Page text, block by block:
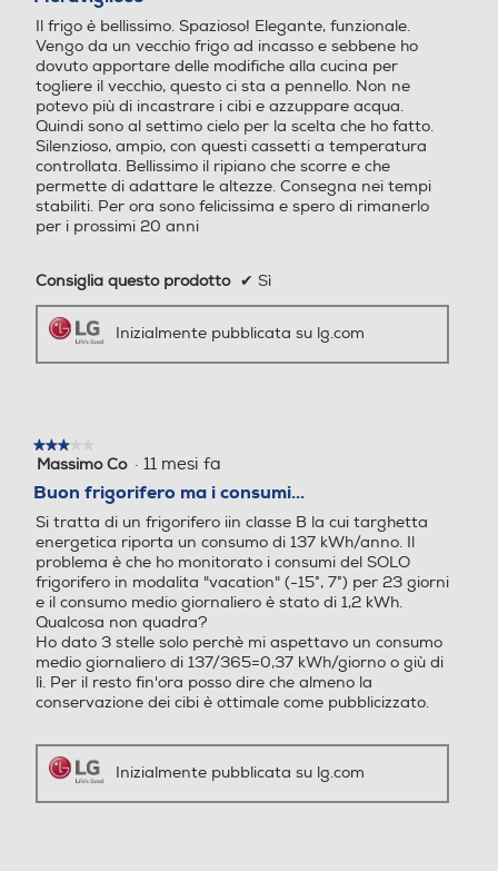
Wi-Fi Wi-Fi
Categoria
Frigorifero a uno o più sco
mparti per conservazione a
Categoria
Frigorifero a uno o più sco
Tipo di frigorifero
Numero di compressori
1
Numero di compressori
Posizione cerniere
A destra
Posizione cerniere
A destra
Numero di porte
2
Numero di porte
Tipo porta Tipo porta
a
u
n
a
s
o
s
t
i
t
u
o
n
n
r
a
l
e
c
o
n
c
o
e
v
a
c
o
s
n
5
stelle.
Il frigo è bellissimo. Spazioso! Elegante, funzionale.
Vengo da un vecchio frigo ad incasso e sebbene ho
dovuto apportare delle modifiche alla cucina per
togliere il vecchio, questo ci sta a pennello. Non ne
potevo più di incastrare i cibi e azzuppare acqua.
Quindi sono al settimo cielo per la scelta che ho fatto.
Silenzioso, ampio, con questi cassetti a temperatura
controllata. Bellissimo il ripiano che scorre e che
permette di adattare le altezze. Consegna nei tempi
stabiliti. Per ora sono felicissima e spero di rimanerlo
per i prossimi 20 anni
Consiglia questo prodotto ✔ Sì
Inizialmente pubblicata su lg.com
★★★★★
★★★★★
3
5
stelle.
Massimo Co · 11 mesi fa
Buon frigorifero ma i consumi...
Si tratta di un frigorifero iin classe B la cui targhetta
energetica riporta un consumo di 137 kWh/anno. Il
problema è che ho monitorato i consumi del SOLO
frigorifero in modalita "vacation" (-15°, 7°) per 23 giorni
e il consumo medio giornaliero è stato di 1,2 kWh.
Qualcosa non quadra?
Ho dato 3 stelle solo perchè mi aspettavo un consumo
medio giornaliero di 137/365=0,37 kWh/giorno o giù di
lì. Per il resto fin'ora posso dire che almeno la
conservazione dei cibi è ottimale come pubblicizzato.
Inizialmente pubblicata su lg.com